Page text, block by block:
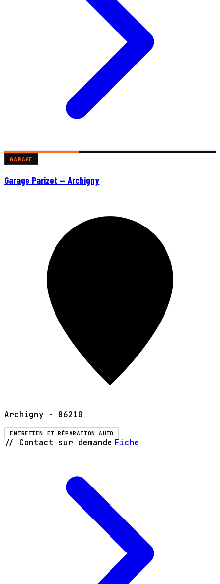
GARAGE
Garage Parizet — Archigny
Archigny · 86210
ENTRETIEN ET RÉPARATION AUTO
// Contact sur demande Fiche